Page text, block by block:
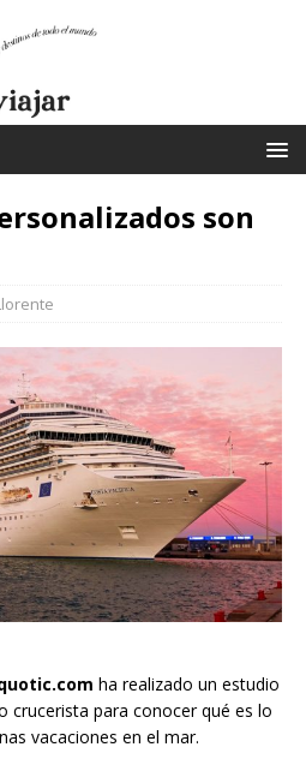
son
ha realizado un estudio
crucerista para conocer qué es lo
vacaciones en el mar.